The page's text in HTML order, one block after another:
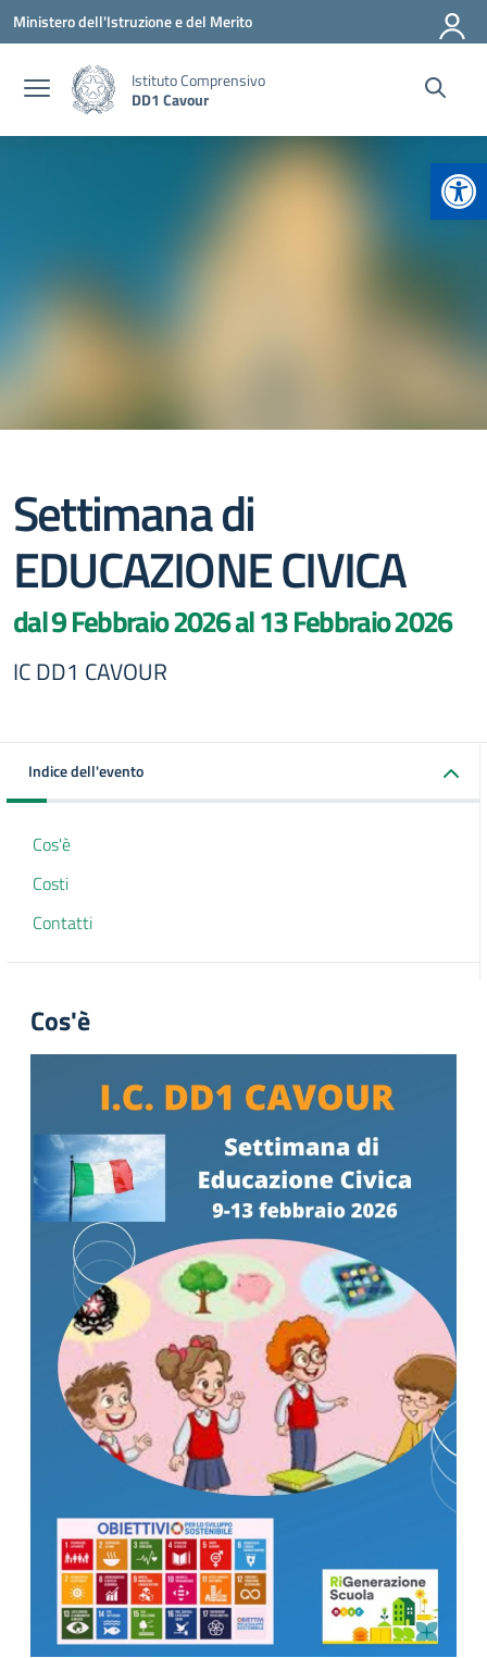
Vai ai contenuti
Vai al menu di navigazione
Vai al footer
Ministero dell'Istruzione e del Merito
Istituto Comprensivo
DD1 Cavour
Settimana di
EDUCAZIONE CIVICA
dal 9 Febbraio 2026 al 13 Febbraio 2026
IC DD1 CAVOUR
Indice dell'evento
Cos'è
Costi
Contatti
Cos'è